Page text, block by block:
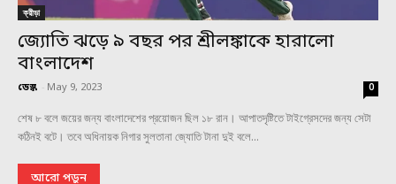
ক্রীড়া
জ্যোতি ঝড়ে ৯ বছর পর শ্রীলঙ্কাকে হারালো
বাংলাদেশ
ডেস্ক - May 9, 2023 0
শেষ ৮ বলে জয়ের জন্য বাংলাদেশের প্রয়োজন ছিল ১৮ রান। আপাতদৃষ্টিতে টাইগ্রেসদের জন্য সেটা
কঠিনই বটে। তবে অধিনায়ক নিগার সুলতানা জ্যোতি টানা দুই বলে...
আরো পড়ুন